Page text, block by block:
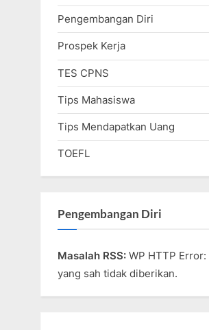
Pengembangan Diri
Prospek Kerja
TES CPNS
Tips Mahasiswa
Tips Mendapatkan Uang
TOEFL
Pengembangan Diri
Masalah RSS: WP HTTP Error:
yang sah tidak diberikan.